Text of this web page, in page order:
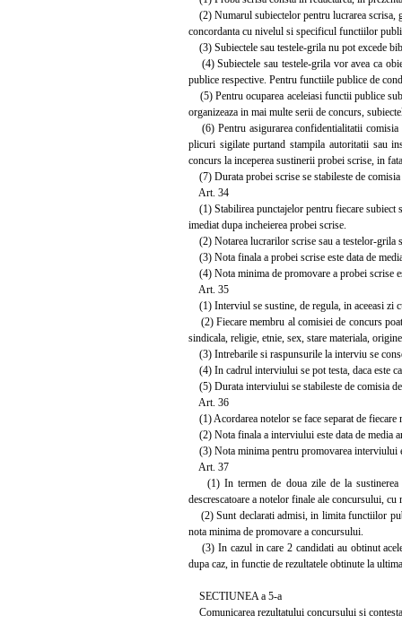
(2) Numarul subiectelor pentru lucrarea scrisa,
concordanta cu nivelul si specificul functiilor
(3) Subiectele sau testele-grila nu pot excede
(4) Subiectele sau testele-grila vor avea ca
publice respective. Pentru functiile publice de
(5) Pentru ocuparea aceleiasi functii publice
organizeaza in mai multe serii de concurs,
(6) Pentru asigurarea confidentialitatii comisia
plicuri sigilate purtand stampila autoritatii sau
concurs la inceperea sustinerii probei scrise, in
(7) Durata probei scrise se stabileste de
Art. 34
(1) Stabilirea punctajelor pentru fiecare subiect
imediat dupa incheierea probei scrise.
(2) Notarea lucrarilor scrise sau a testelor-grila
(3) Nota finala a probei scrise este data de
(4) Nota minima de promovare a probei scrise
Art. 35
(1) Interviul se sustine, de regula, in aceeasi zi
(2) Fiecare membru al comisiei de concurs
sindicala, religie, etnie, sex, stare materiala,
(3) Intrebarile si raspunsurile la interviu se
(4) In cadrul interviului se pot testa, daca este
(5) Durata interviului se stabileste de comisia
Art. 36
(1) Acordarea notelor se face separat de
(2) Nota finala a interviului este data de media
(3) Nota minima pentru promovarea interviului
Art. 37
(1) In termen de doua zile de la sustinerea
descrescatoare a notelor finale ale concursului,
(2) Sunt declarati admisi, in limita functiilor
nota minima de promovare a concursului.
(3) In cazul in care 2 candidati au obtinut
dupa caz, in functie de rezultatele obtinute la
SECTIUNEA a 5-a
Comunicarea rezultatului concursului si